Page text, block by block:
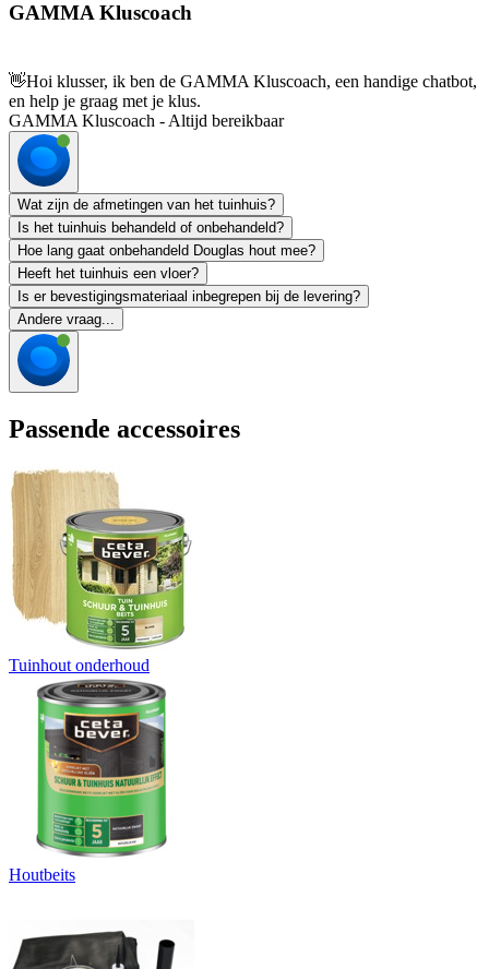
GAMMA Kluscoach
👋Hoi klusser, ik ben de GAMMA Kluscoach, een handige chatbot,
en help je graag met je klus.
GAMMA Kluscoach - Altijd bereikbaar
Wat zijn de afmetingen van het tuinhuis?
Is het tuinhuis behandeld of onbehandeld?
Hoe lang gaat onbehandeld Douglas hout mee?
Heeft het tuinhuis een vloer?
Is er bevestigingsmateriaal inbegrepen bij de levering?
Andere vraag...
Passende accessoires
Tuinhout onderhoud
Houtbeits